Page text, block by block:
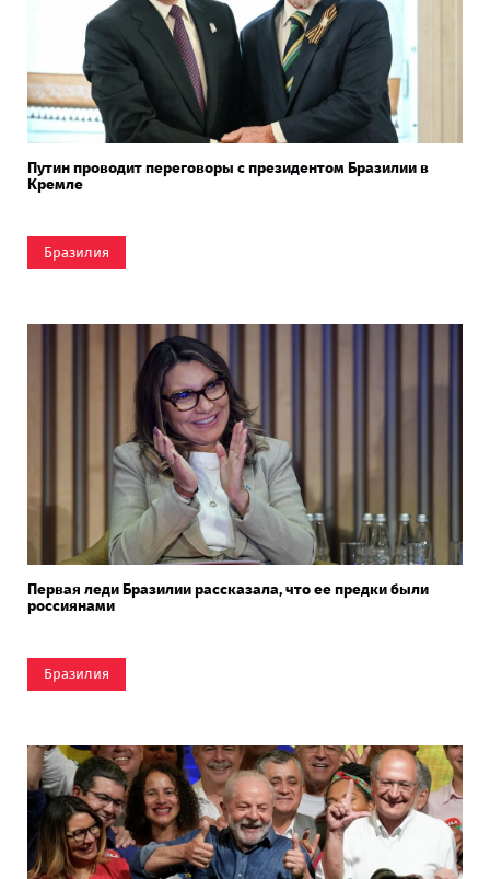
Путин проводит переговоры с президентом Бразилии в
Кремле
Бразилия
Первая леди Бразилии рассказала, что ее предки были
россиянами
Бразилия